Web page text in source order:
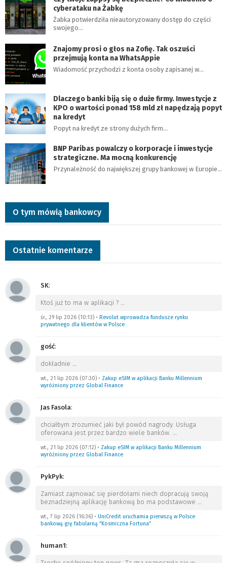
cyberataku na Żabkę
Żabka potwierdziła nieautoryzowany dostęp do części
swojego…
Znajomy prosi o głos na Zofię. Tak oszuści
przejmują konta na WhatsAppie
Wiadomość przychodzi z konta osoby zapisanej w…
Dlaczego banki biją się o duże firmy. Inwestycje z
KPO o wartości ponad 158 mld zł napędzają popyt
na kredyt
Popyt na kredyt ze strony dużych firm…
BNP Paribas powalczy o korporacje i inwestycje
strategiczne. Ma mocną konkurencję
Przynależność do największej grupy bankowej w Europie…
O tym mówią bankowcy
Ostatnie komentarze
SK:
Ktoś już to ma w aplikacji ? …
śr., 29 lip 2026 (10:13) • Revolut wprowadza fundusze rynku
prywatnego dla klientów w Polsce
gość:
dokładnie …
wt., 21 lip 2026 (07:30) • Zakup eSIM w aplikacji Banku Millennium
wyróżniony przez Global Finance
Jas Fasola:
chciałbym zrozumieć jaki był powód nagrody. Usługa
oferowana jest przez bardzo wiele banków. …
wt., 21 lip 2026 (07:12) • Zakup eSIM w aplikacji Banku Millennium
wyróżniony przez Global Finance
PykPyk:
Zamiast zajmować się pierdołami niech dopracują swoją
beznadziejną aplikację bankową bo ma podstawowe …
wt., 7 lip 2026 (16:36) • UniCredit uruchamia pierwszą w Polsce
bankową grę fabularną “Kosmiczna Fortuna”
human1: